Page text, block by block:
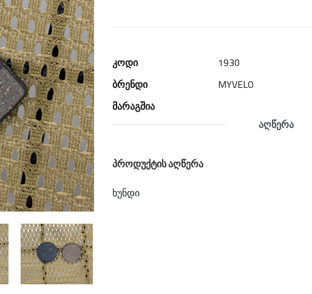
კოდი
1930
ბრენდი
MYVELO
მარაგშია
აღწერა
პროდუქტის აღწერა
ხუნდი